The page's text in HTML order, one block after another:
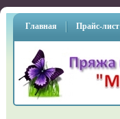
Главная Прайс-лист